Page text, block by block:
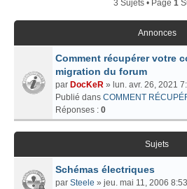
3 Sujets • Page 1
Annonces
Comment récupérer votre
migration du forum
par DocKeR » lun. avr. 26, 2021
Publié dans COMMENT
Réponses : 0
Sujets
Schémas électriques
par Steele » jeu. mai 11, 2006